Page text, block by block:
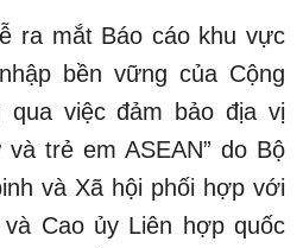
ra mắt Báo cáo khu vực
bền vững của Cộng
qua việc đảm bảo địa vị
trẻ em ASEAN” do Bộ
và Xã hội phối hợp với
Cao ủy Liên hợp quốc